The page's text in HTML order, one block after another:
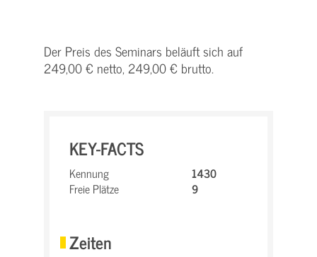
Der Preis des Seminars beläuft sich auf
249,00 € netto, 249,00 € brutto.
KEY-FACTS
Kennung
1430
Freie Plätze
9
Zeiten